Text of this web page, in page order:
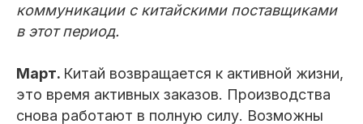
коммуникации с китайскими поставщиками
в этот период.
Март. Китай возвращается к активной жизни,
это время активных заказов. Производства
снова работают в полную силу. Возможны